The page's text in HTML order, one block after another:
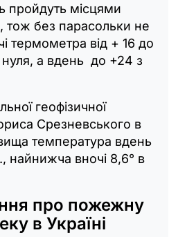
пройдуть місцями
тож без парасольки не
термометра від + 16 до
нуля, а вдень до +24 з
геофізичної
Срезневського в
температура вдень
найнижча вночі 8,6° в
про пожежну
в Україні